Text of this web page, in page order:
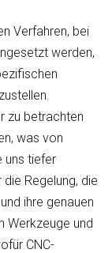
Verfahren, bei
werden,
zu betrachten
was von
uns tiefer
Regelung, die
ihre genauen
Werkzeuge und
CNC-